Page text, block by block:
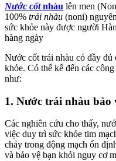
Nước cốtnhàu lên men
100% trái nhàu (noni)
sức khỏe này được người
hàng ngày
Nước cốt trái nhàu có đầy đủ
khỏe. Có thể kể đến các
như:
1. Nước trái nhàu bảo
Các nghiên cứu cho thấy,
việc duy trì sức khỏe tim
chảy trong động mạch ổn
và bảo vệ bạn khỏi nguy cơ